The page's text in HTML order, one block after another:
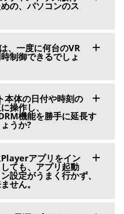
の、パソコンのス
、一度に何台のVR
制御できるでしょ
本体の日付や時刻の
操作し、
機能を勝手に延長す
うか?
アプリをイン
ても、アプリ起動
設定がうまく行かず、
せん。